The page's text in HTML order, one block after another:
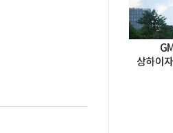
상하이